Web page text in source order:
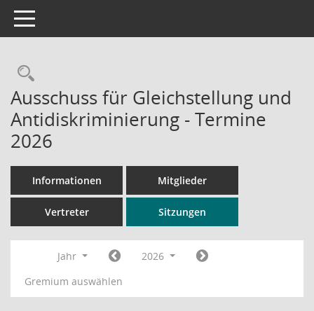
Toggle navigation
Rechercheauswahl
Ausschuss für Gleichstellung und
Antidiskriminierung - Termine
2026
Informationen Mitglieder
Vertreter Sitzungen
Jahr
2026
Gremium auswählen